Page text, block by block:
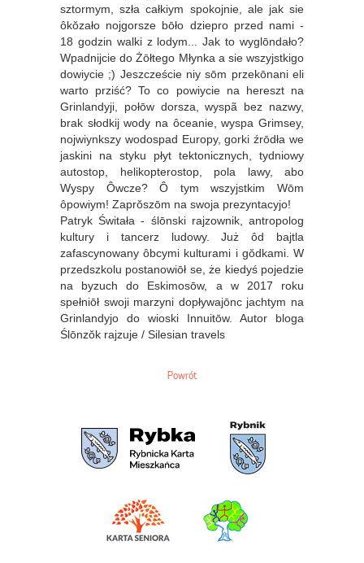
sztormym, szła całkiym spokojnie, ale jak sie
ôkŏzało nojgorsze bōło dziepro przed nami -
18 godzin walki z lodym... Jak to wyglōndało?
Wpadnijcie do Żōłtego Młynka a sie wszyjstkigo
dowiycie ;) Jeszczeście niy sōm przekōnani eli
warto prziść? To co powiycie na hereszt na
Grinlandyji, połōw dorsza, wyspã bez nazwy,
brak słodkij wody na ôceanie, wyspa Grimsey,
nojwiynkszy wodospad Europy, gorki źrōdła we
jaskini na styku płyt tektonicznych, tydniowy
autostop, helikopterostop, pola lawy, abo
Wyspy Ôwcze? Ô tym wszyjstkim Wōm
ôpowiym! Zaprŏszōm na swoja prezyntacyjo!
Patryk Świtała - ślōnski rajzownik, antropolog
kultury i tancerz ludowy. Już ôd bajtla
zafascynowany ôbcymi kulturami i gŏdkami. W
przedszkolu postanowiōł se, że kiedyś pojedzie
na byzuch do Eskimosōw, a w 2017 roku
spełniōł swoji marzyni dopływajōnc jachtym na
Grinlandyjo do wioski Innuitōw. Autor bloga
Ślōnzŏk rajzuje / Silesian travels
Powrót